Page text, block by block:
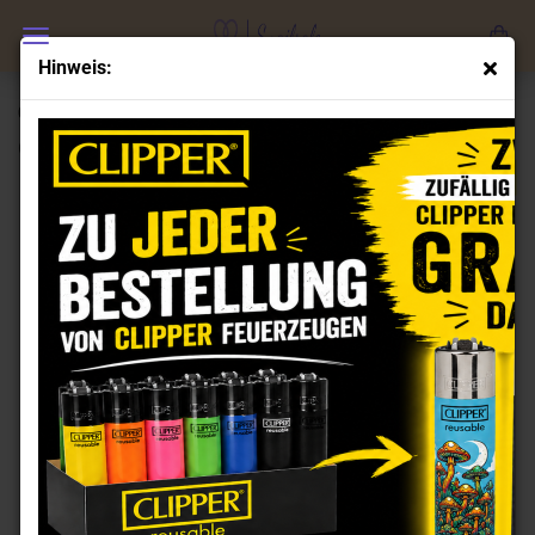
Hinweis:
Clipper Feuerzeuge Set Graffiti Leaves
(Art.Nr.:CL101362)